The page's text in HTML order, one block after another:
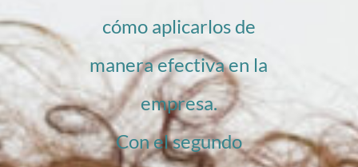
cómo aplicarlos de
manera efectiva en la
empresa.
Con el segundo